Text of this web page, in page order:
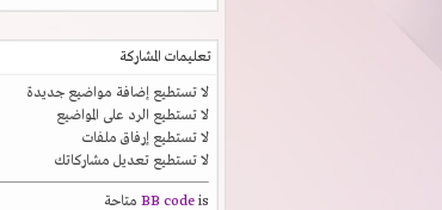
تعليمات المشاركة
لا تستطيع إضافة مواضيع جديدة
لا تستطيع الرد على المواضيع
لا تستطيع إرفاق ملفات
لا تستطيع تعديل مشاركاتك
BB codeis
متاحة